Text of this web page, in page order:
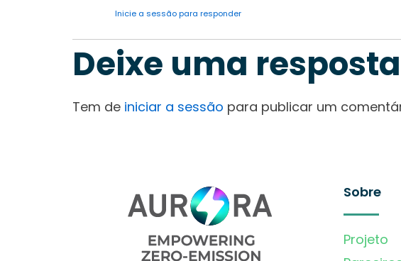
Inicie a sessão para responder
Deixe uma resposta
Tem de iniciar a sessão para publicar um
Sobre
Projeto